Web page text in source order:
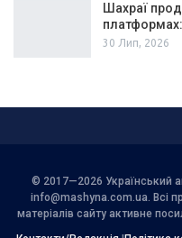
Шахраї
30 Лип, 2026
© 2017—2026 Український
info@mashyna.com.ua. Всі
матеріалів сайту активне